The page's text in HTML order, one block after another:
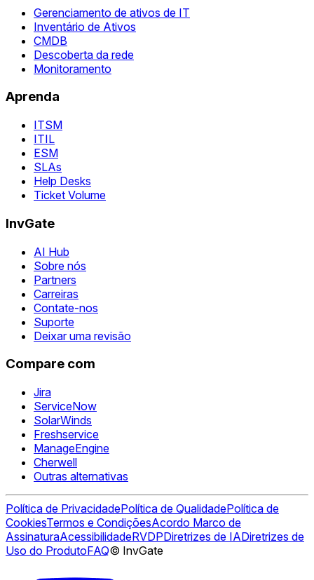
Gerenciamento de ativos de IT
Inventário de Ativos
CMDB
Descoberta da rede
Monitoramento
Aprenda
ITSM
ITIL
ESM
SLAs
Help Desks
Ticket Volume
InvGate
AI Hub
Sobre nós
Partners
Carreiras
Contate-nos
Suporte
Deixar uma revisão
Compare com
Jira
ServiceNow
SolarWinds
Freshservice
ManageEngine
Cherwell
Outras alternativas
Política de PrivacidadePolítica de QualidadePolítica de
CookiesTermos e CondiçõesAcordo Marco de
AssinaturaAcessibilidadeRVDPDiretrizes de IADiretrizes de
Uso do ProdutoFAQ© InvGate